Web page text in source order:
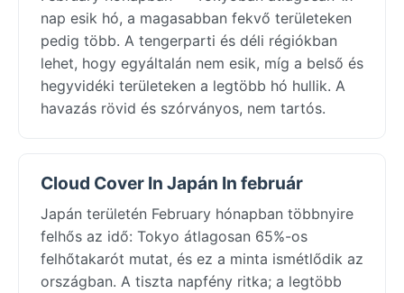
nap esik hó, a magasabban fekvő területeken
pedig több. A tengerparti és déli régiókban
lehet, hogy egyáltalán nem esik, míg a belső és
hegyvidéki területeken a legtöbb hó hullik. A
havazás rövid és szórványos, nem tartós.
Cloud Cover In Japán In február
Japán területén February hónapban többnyire
felhős az idő: Tokyo átlagosan 65%-os
felhőtakarót mutat, és ez a minta ismétlődik az
országban. A tiszta napfény ritka; a legtöbb